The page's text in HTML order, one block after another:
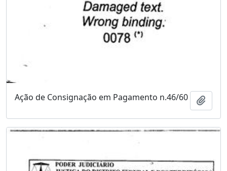
Ação de Consignação em Pagamento n.46/60